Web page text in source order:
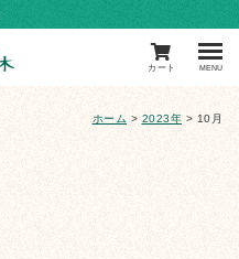
カート MENU
ホーム > 2023年 > 10月